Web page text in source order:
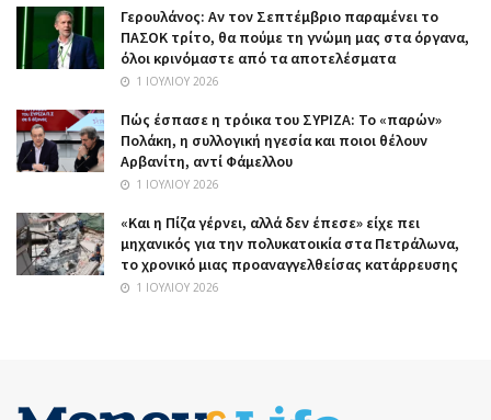
Γερουλάνος: Αν τον Σεπτέμβριο παραμένει το
ΠΑΣΟΚ τρίτο, θα πούμε τη γνώμη μας στα όργανα,
όλοι κρινόμαστε από τα αποτελέσματα
1 ΙΟΥΛΊΟΥ 2026
Πώς έσπασε η τρόικα του ΣΥΡΙΖΑ: Το «παρών»
Πολάκη, η συλλογική ηγεσία και ποιοι θέλουν
Αρβανίτη, αντί Φάμελλου
1 ΙΟΥΛΊΟΥ 2026
«Και η Πίζα γέρνει, αλλά δεν έπεσε» είχε πει
μηχανικός για την πολυκατοικία στα Πετράλωνα,
το χρονικό μιας προαναγγελθείσας κατάρρευσης
1 ΙΟΥΛΊΟΥ 2026